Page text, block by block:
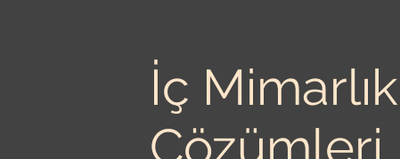
İç Mimarlık
Çözümleri